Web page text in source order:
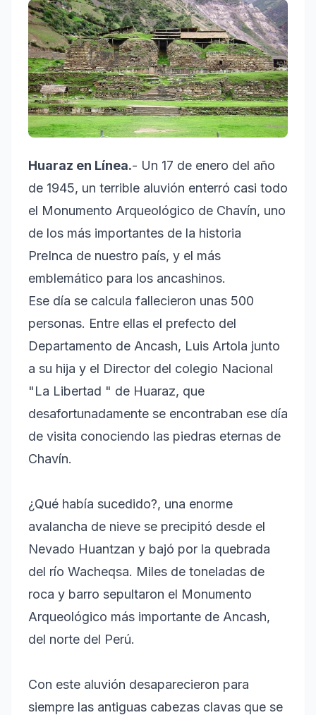
Huaraz en Línea.- Un 17 de enero del año
de 1945, un terrible aluvión enterró casi todo
el Monumento Arqueológico de Chavín, uno
de los más importantes de la historia
PreInca de nuestro país, y el más
emblemático para los ancashinos.
Ese día se calcula fallecieron unas 500
personas. Entre ellas el prefecto del
Departamento de Ancash, Luis Artola junto
a su hija y el Director del colegio Nacional
"La Libertad " de Huaraz, que
desafortunadamente se encontraban ese día
de visita conociendo las piedras eternas de
Chavín.
¿Qué había sucedido?, una enorme
avalancha de nieve se precipitó desde el
Nevado Huantzan y bajó por la quebrada
del río Wacheqsa. Miles de toneladas de
roca y barro sepultaron el Monumento
Arqueológico más importante de Ancash,
del norte del Perú.
Con este aluvión desaparecieron para
siempre las antiguas cabezas clavas que se